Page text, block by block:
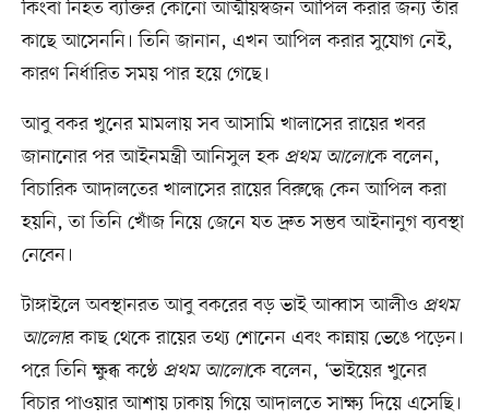
কিংবা নিহত ব্যক্তির কোনো আত্মীয়স্বজন আপিল করার জন্য তাঁর
কাছে আসেননি। তিনি জানান, এখন আপিল করার সুযোগ নেই,
কারণ নির্ধারিত সময় পার হয়ে গেছে।
আবু বকর খুনের মামলায় সব আসামি খালাসের রায়ের খবর
জানানোর পর আইনমন্ত্রী আনিসুল হক প্রথম আলোকে বলেন,
বিচারিক আদালতের খালাসের রায়ের বিরুদ্ধে কেন আপিল করা
হয়নি, তা তিনি খোঁজ নিয়ে জেনে যত দ্রুত সম্ভব আইনানুগ ব্যবস্থা
নেবেন।
টাঙ্গাইলে অবস্থানরত আবু বকরের বড় ভাই আব্বাস আলীও প্রথম
আলোর কাছ থেকে রায়ের তথ্য শোনেন এবং কান্নায় ভেঙে পড়েন।
পরে তিনি ক্ষুব্ধ কণ্ঠে প্রথম আলোকে বলেন, ‘ভাইয়ের খুনের
বিচার পাওয়ার আশায় ঢাকায় গিয়ে আদালতে সাক্ষ্য দিয়ে এসেছি।